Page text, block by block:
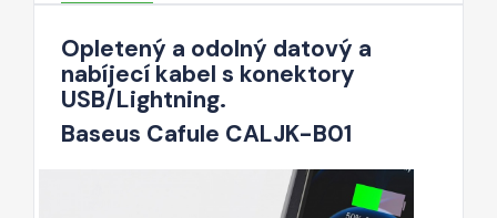
Opletený a odolný datový a
nabíjecí kabel s konektory
USB/Lightning.
Baseus Cafule CALJK-B01